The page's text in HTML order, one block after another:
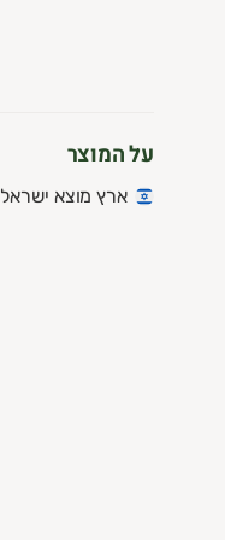
על המוצר
ארץ מוצא ישראל